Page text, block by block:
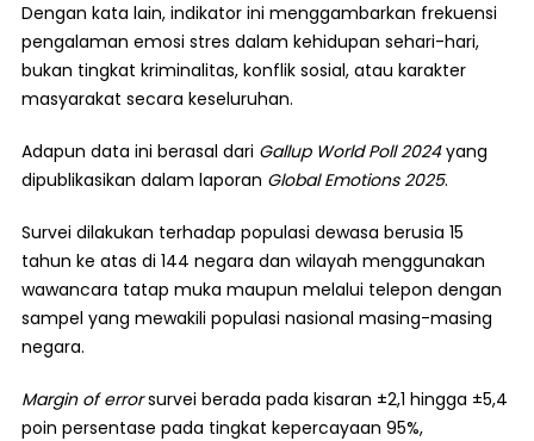
Dengan kata lain, indikator ini menggambarkan frekuensi
pengalaman emosi stres dalam kehidupan sehari-hari,
bukan tingkat kriminalitas, konflik sosial, atau karakter
masyarakat secara keseluruhan.
Adapun data ini berasal dari Gallup World Poll 2024yang
dipublikasikan dalam laporan Global Emotions 2025.
Survei dilakukan terhadap populasi dewasa berusia 15
tahun ke atas di 144 negara dan wilayah menggunakan
wawancara tatap muka maupun melalui telepon dengan
sampel yang mewakili populasi nasional masing-masing
negara.
Margin of errorsurvei berada pada kisaran ±2,1 hingga ±5,4
poin persentase pada tingkat kepercayaan 95%,